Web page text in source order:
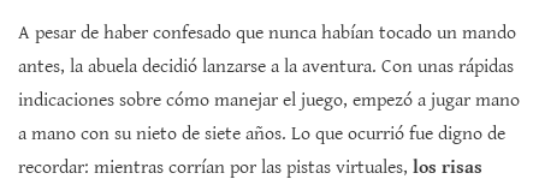
A pesar de haber confesado que nunca habían tocado un mando
antes, la abuela decidió lanzarse a la aventura. Con unas rápidas
indicaciones sobre cómo manejar el juego, empezó a jugar mano
a mano con su nieto de siete años. Lo que ocurrió fue digno de
recordar: mientras corrían por las pistas virtuales, los risas